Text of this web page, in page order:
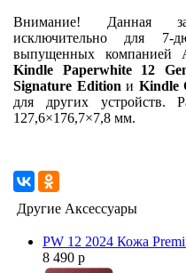
Внимание! Данная
исключительно для 7-
выпущенных компанией
Kindle Paperwhite 12
Signature Edition и Kindle
для других устройств.
127,6×176,7×7,8 мм.
Другие Аксессуары
PW 12 2024 Кожа
8 490 р